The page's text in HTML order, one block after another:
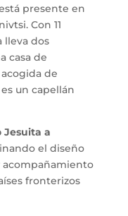
presente en
Con 11
lleva dos
casa de
de
un capellán
Jesuita a
el diseño
acompañamiento
fronterizos